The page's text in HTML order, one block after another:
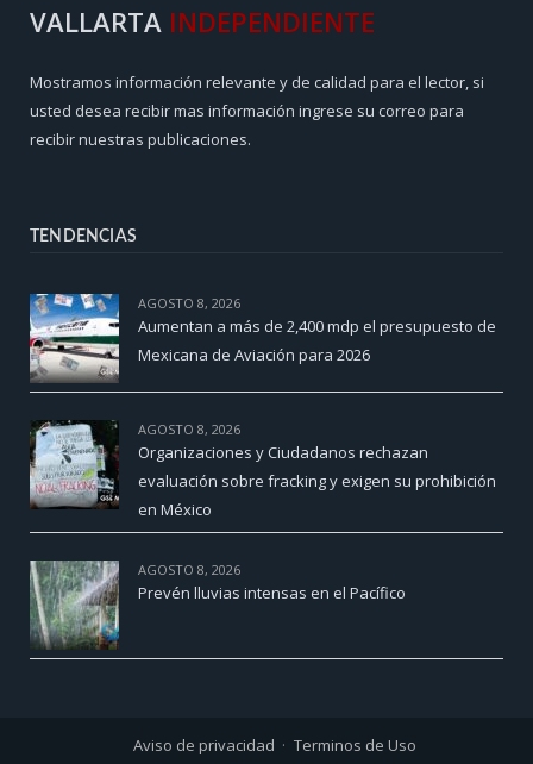
VALLARTA INDEPENDIENTE
Mostramos información relevante y de calidad para el lector, si
usted desea recibir mas información ingrese su correo para
recibir nuestras publicaciones.
TENDENCIAS
AGOSTO 8, 2026
Aumentan a más de 2,400 mdp el presupuesto de
Mexicana de Aviación para 2026
AGOSTO 8, 2026
Organizaciones y Ciudadanos rechazan
evaluación sobre fracking y exigen su prohibición
en México
AGOSTO 8, 2026
Prevén lluvias intensas en el Pacífico
Aviso de privacidad Terminos de Uso